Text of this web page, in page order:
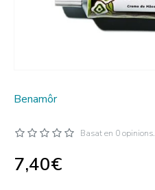
Benamôr
Basat en 0 opinions.
7,40€